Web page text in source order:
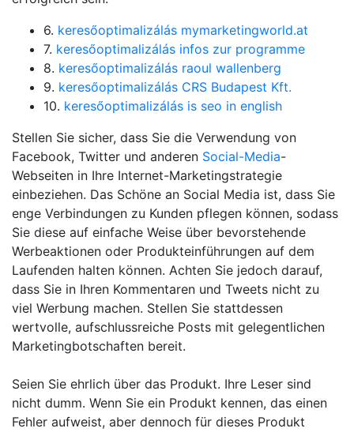
6. keresőoptimalizálás mymarketingworld.at
7. keresőoptimalizálás infos zur programme
8. keresőoptimalizálás raoul wallenberg
9. keresőoptimalizálás CRS Budapest Kft.
10. keresőoptimalizálás is seo in english
Stellen Sie sicher, dass Sie die Verwendung von
Facebook, Twitter und anderen Social-Media-
Webseiten in Ihre Internet-Marketingstrategie
einbeziehen. Das Schöne an Social Media ist, dass Sie
enge Verbindungen zu Kunden pflegen können, sodass
Sie diese auf einfache Weise über bevorstehende
Werbeaktionen oder Produkteinführungen auf dem
Laufenden halten können. Achten Sie jedoch darauf,
dass Sie in Ihren Kommentaren und Tweets nicht zu
viel Werbung machen. Stellen Sie stattdessen
wertvolle, aufschlussreiche Posts mit gelegentlichen
Marketingbotschaften bereit.
Seien Sie ehrlich über das Produkt. Ihre Leser sind
nicht dumm. Wenn Sie ein Produkt kennen, das einen
Fehler aufweist, aber dennoch für dieses Produkt